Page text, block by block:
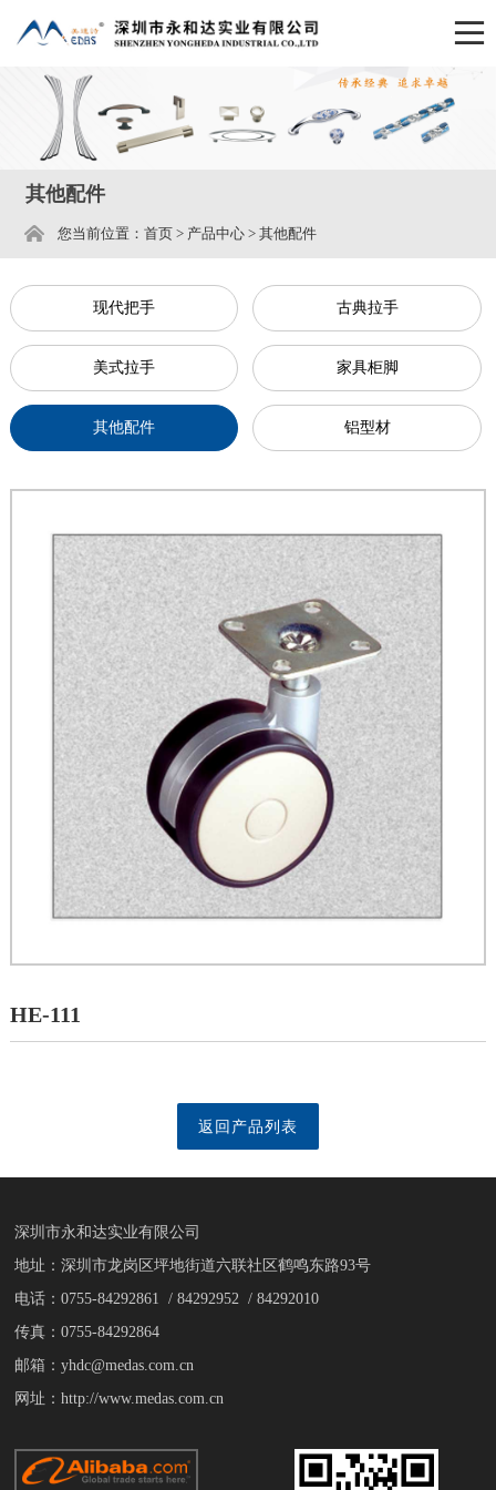
其他配件
您当前位置： 首页> 产品中心> 其他配件
现代把手 古典拉手
美式拉手 家具柜脚
其他配件 铝型材
HE-111
返回产品列表
深圳市永和达实业有限公司
地址：深圳市龙岗区坪地街道六联社区鹤鸣东路93号
电话：0755-84292861 / 84292952 / 84292010
传真：0755-84292864
邮箱：yhdc@medas.com.cn
网址：http://www.medas.com.cn